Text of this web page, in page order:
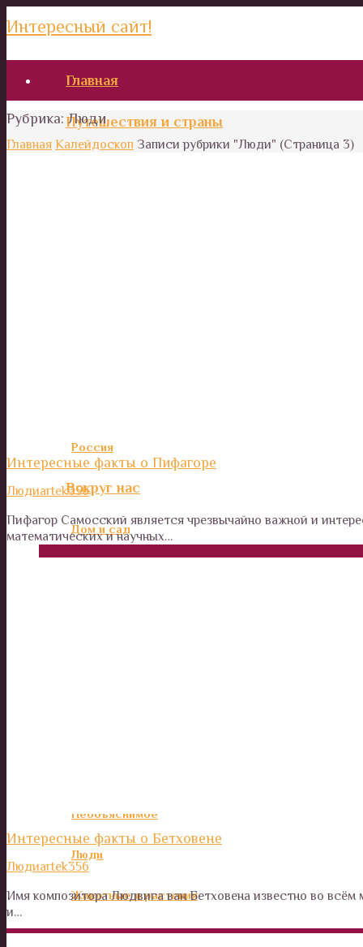
Интересный сайт!
Главная
Путешествия и страны
Россия
Вокруг нас
Дом и сад
Необъяснимое
Люди
Животные и растения
Рубрика:Люди
Главная Калейдоскоп Записи рубрики "Люди" (Страница 3)
Интересные факты о Пифагоре
Людиartek356
Пифагор Самосский является чрезвычайно важной и
математических и научных…
Интересные факты о Бетховене
Людиartek356
Имя композитора Людвига ван Бетховена известно во
и…